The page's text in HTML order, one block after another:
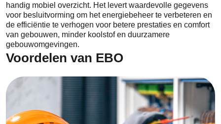
handig mobiel overzicht. Het levert waardevolle gegevens
voor besluitvorming om het energiebeheer te verbeteren en
de efficiëntie te verhogen voor betere prestaties en comfort
van gebouwen, minder koolstof en duurzamere
gebouwomgevingen.
Voordelen van EBO